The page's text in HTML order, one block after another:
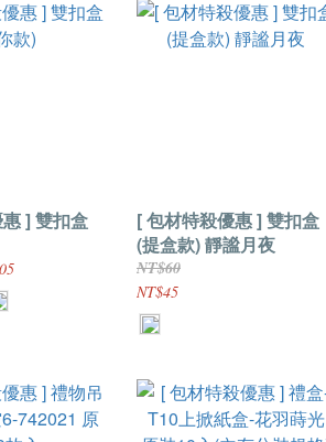
] 雙扣盒
[ 包材特殺優惠 ] 雙扣盒
(提盒款) 靜謐月夜
NT$60
NT$45